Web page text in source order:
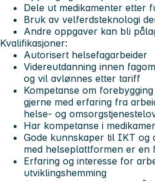
Dele ut medikamenter etter
Bruk av velferdsteknologi
Andre oppgaver kan bli
Kvalifikasjoner:
Autorisert helsefagarbeider
Videreutdanning innen
og vil avlønnes etter tariff
Kompetanse om
gjerne med erfaring fra
helse- og
Har kompetanse i
Gode kunnskaper til IKT og
med helseplattformen er en
Erfaring og interesse for
utviklingshemming